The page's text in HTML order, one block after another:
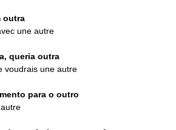
outra
une autre
queria outra
voudrais une autre
para o outro